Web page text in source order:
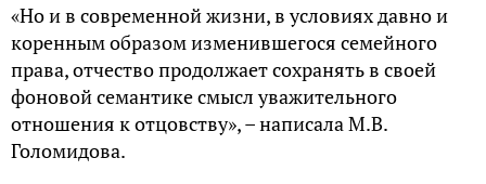
«Но и в современной жизни, в условиях давно и
коренным образом изменившегося семейного
права, отчество продолжает сохранять в своей
фоновой семантике смысл уважительного
отношения к отцовству», – написала М.В.
Голомидова.